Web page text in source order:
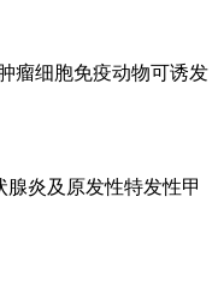
瘤细胞免疫动物可诱发
炎及原发性特发性甲